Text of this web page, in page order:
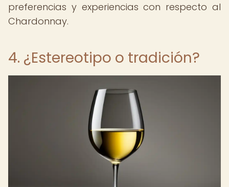
preferencias y experiencias con respecto al
Chardonnay.
4. ¿Estereotipo o tradición?